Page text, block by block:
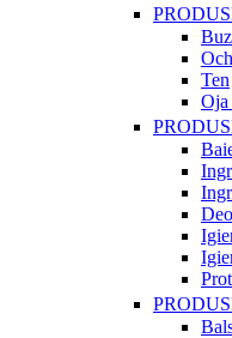
Ten
Oja